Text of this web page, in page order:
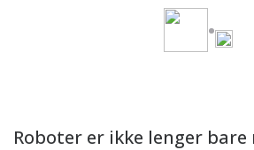
Roboter er ikke lenger bare